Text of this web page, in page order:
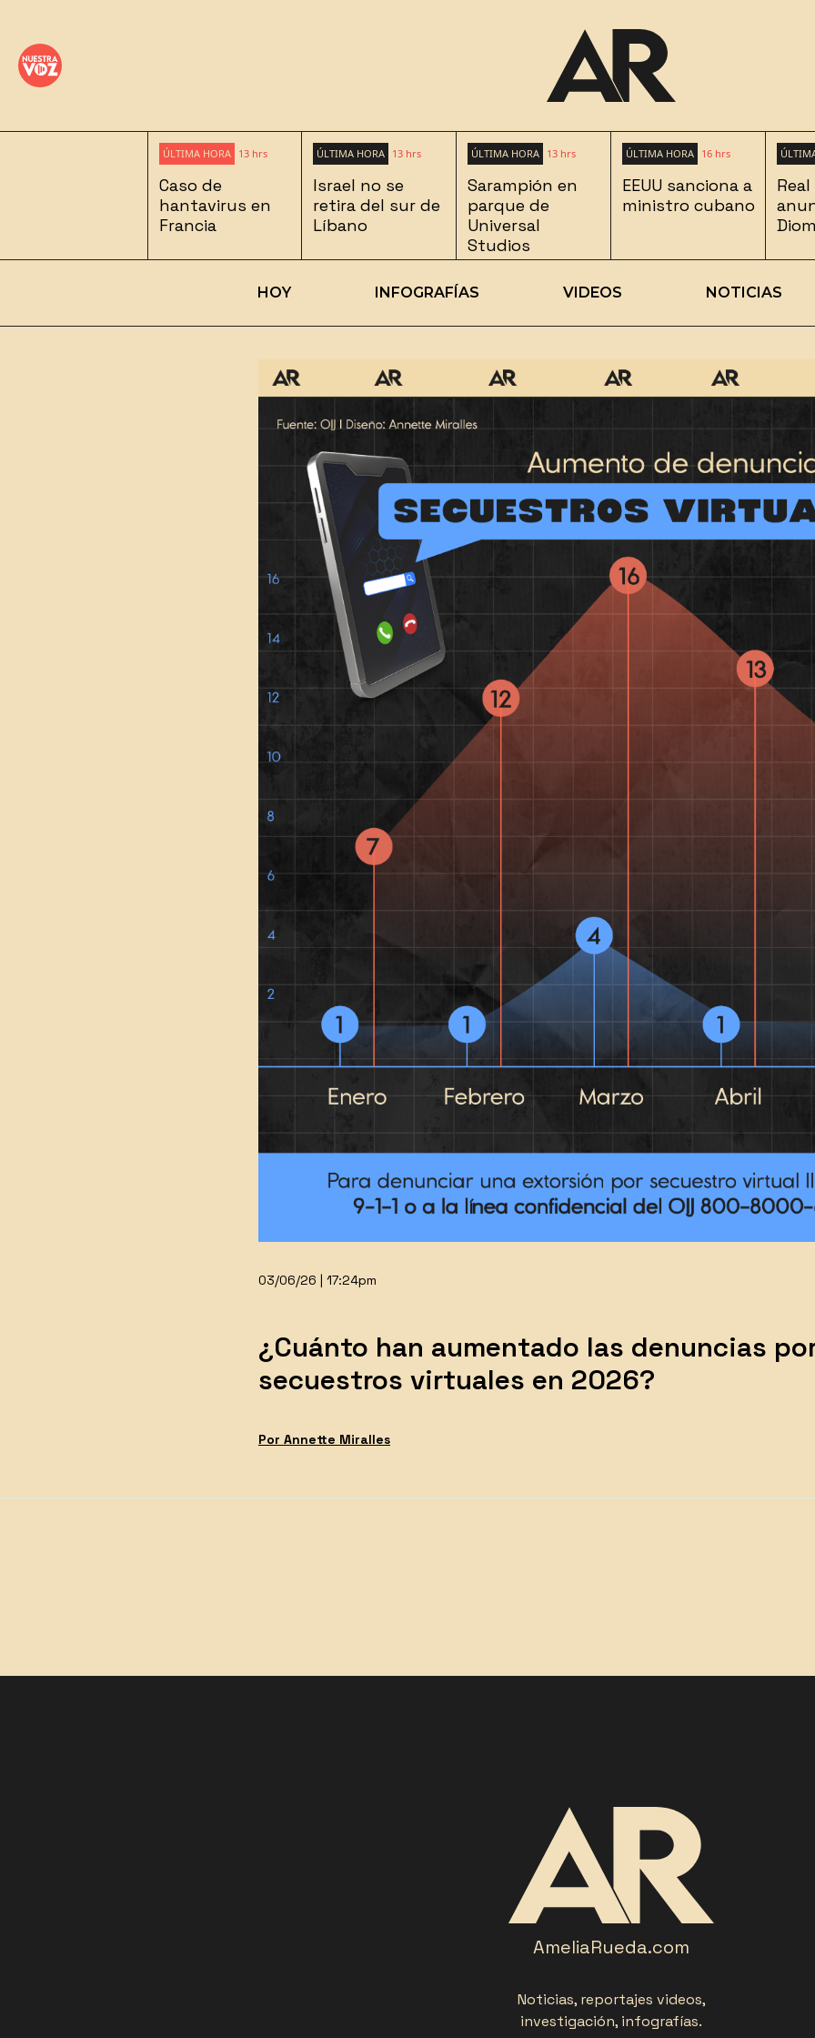
ÚLTIMA HORA 13 hrs
Caso de
hantavirus en
Francia
ÚLTIMA HORA 13 hrs
Israel no se
retira del sur de
Líbano
ÚLTIMA HORA 13 hrs
Sarampión en
parque de
Universal
Studios
ÚLTIMA HORA 16 hrs
EEUU sanciona a
ministro cubano
HOY INFOGRAFÍAS VIDEOS NOTICIAS
03/06/26 | 17:24pm
¿Cuánto han aumentado las denuncias
secuestros virtuales en 2026?
Por Annette Miralles
AmeliaRueda.com
Noticias, reportajes videos,
investigación, infografías.